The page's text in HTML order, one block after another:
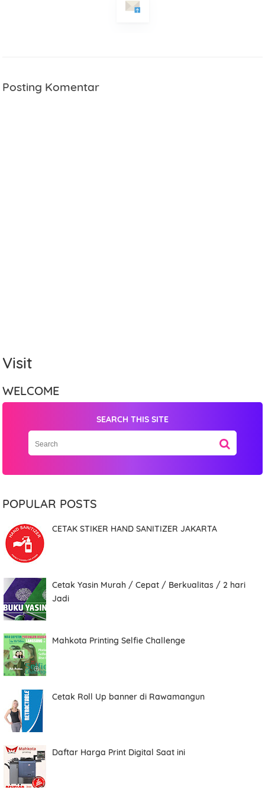
Posting Komentar
Visit
WELCOME
SEARCH THIS SITE
POPULAR POSTS
CETAK STIKER HAND SANITIZER JAKARTA
Cetak Yasin Murah / Cepat / Berkualitas / 2 hari
Jadi
Mahkota Printing Selfie Challenge
Cetak Roll Up banner di Rawamangun
Daftar Harga Print Digital Saat ini
Name
Mobile Phone Number
Item Choices
Total
Date
Comment